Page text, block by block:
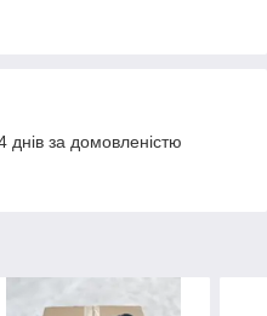
за домовленістю